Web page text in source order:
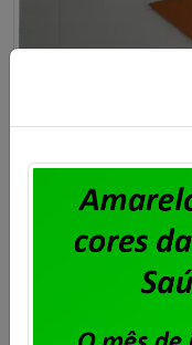
Dataprev